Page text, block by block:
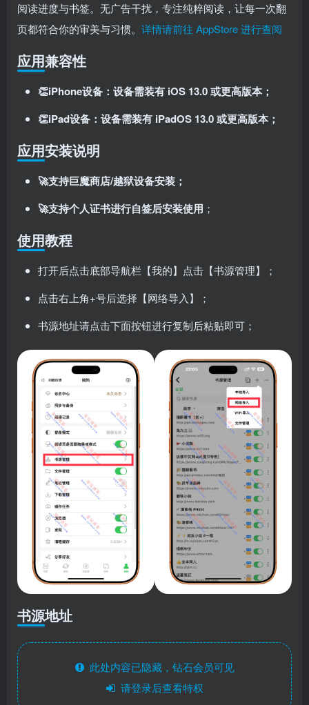
阅读进度与书签。无广告干扰，专注纯粹阅读，让每一次翻
页都符合你的审美与习惯。 详情请前往 AppStore 进行查阅
应用兼容性
👏iPhone设备：设备需装有 iOS 13.0 或更高版本；
👏iPad设备：设备需装有 iPadOS 13.0 或更高版本；
应用安装说明
🚀支持巨魔商店/越狱设备安装；
🚀支持个人证书进行自签后安装使用 ；
使用教程
打开后点击底部导航栏【我的】点击【书源管理】；
点击右上角+号后选择【网络导入】；
书源地址请点击下面按钮进行复制后粘贴即可；
书源地址
此处内容已隐藏，钻石会员可见
请登录后查看特权